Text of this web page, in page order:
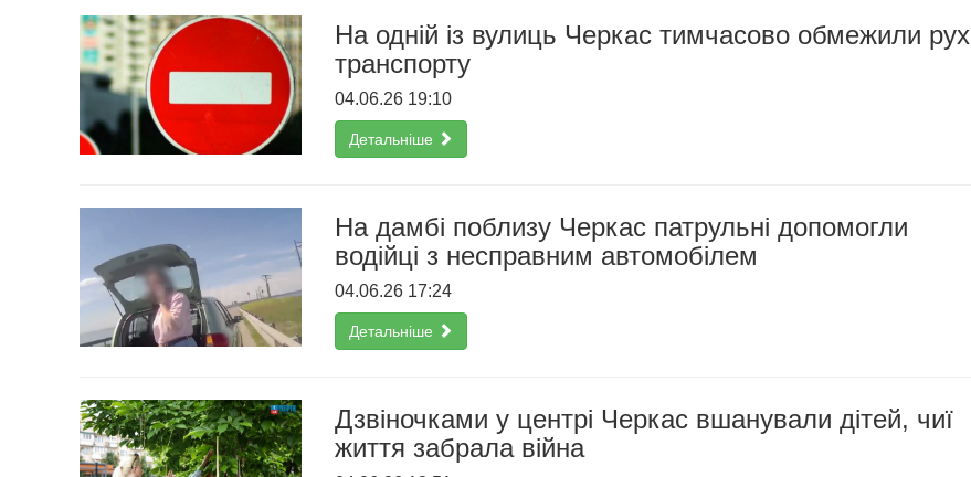
На одній із вулиць Черкас тимчасово обмежили рух
транспорту
04.06.26 19:10
Детальніше
На дамбі поблизу Черкас патрульні допомогли
водійці з несправним автомобілем
04.06.26 17:24
Детальніше
Дзвіночками у центрі Черкас вшанували дітей, чиї
життя забрала війна